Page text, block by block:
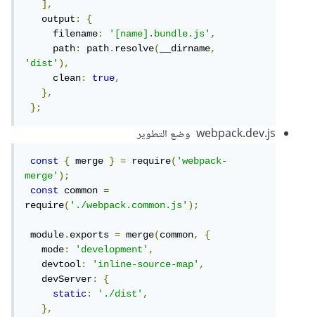
],
   output
:
{
     filename
: '[name].bundle.js',
     path
: path.resolve( __dirname,
'dist'),
     clean
: true,
},
};
webpack.dev.js وضع التطوير
const { merge } = require('webpack-
merge');
const
common =
require('./webpack.common.js');
module.exports = merge(common,
{
   mode
: 'development',
   devtool
: 'inline-source-map',
   devServer
:
{
static: './dist',
},